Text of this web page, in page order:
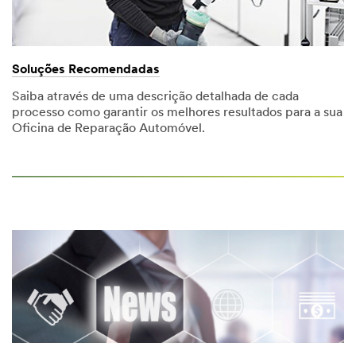
Soluções Recomendadas
Saiba através de uma descrição detalhada de cada
processo como garantir os melhores resultados para a sua
Oficina de Reparação Automóvel.